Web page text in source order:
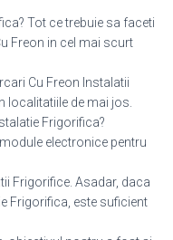
Tot ce trebuie sa faceti
Freon in cel mai scurt
Cu Freon Instalatii
localitatiile de mai jos.
Frigorifica?
electronice pentru
Frigorifice. Asadar, daca
Frigorifica, este suficient